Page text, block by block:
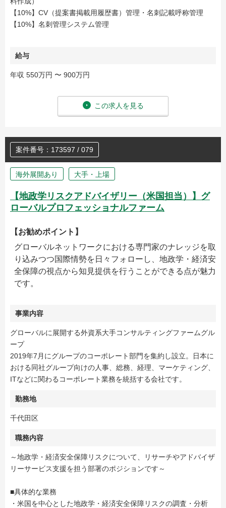
【10%】CV（提案書掲載用履歴書）管理・名刺記載呼称管理
【10%】名刺管理システム管理
給与
年収 550万円 〜 900万円
この求人を見る
案件番号：173597 / 079
海外展開あり 大手・上場
【地政学リスクアドバイザリー（米国担当）】グ
ローバルプロフェッショナルファーム
【お勧めポイント】
グローバルネットワークにおける専門家のナレッジを取
り込みつつ国際情勢を日々フォローし、地政学・経済安
全保障の視点から知見提供を行うことができる点が魅力
です。
事業内容
グローバルに展開する外資系大手コンサルティングファームグル
ープ
2019年7月にグループのコーポレート部門を集約し設立。日本に
おける同社グループ向けの人事、総務、経理、マーケティング、
ITなどに関わるコーポレート業務を統括する会社です。
勤務地
千代田区
職務内容
～地政学・経済安全保障リスクについて、リサーチやアドバイザ
リーサービス支援を担う部署のポジションです～
■具体的な業務
・米国を中心とした地政学・経済安全保障リスクの調査・分析